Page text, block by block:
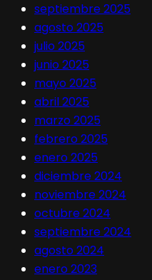
septiembre 2025
agosto 2025
julio 2025
junio 2025
mayo 2025
abril 2025
marzo 2025
febrero 2025
enero 2025
diciembre 2024
noviembre 2024
octubre 2024
septiembre 2024
agosto 2024
enero 2023